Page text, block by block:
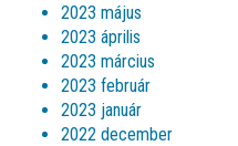
2023 május
2023 április
2023 március
2023 február
2023 január
2022 december